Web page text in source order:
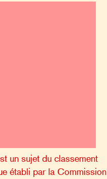
un sujet du classement
établi par la